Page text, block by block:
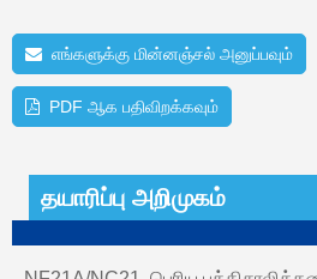
எங்களுக்கு மின்னஞ்சல் அனுப்பவும்
PDF ஆக பதிவிறக்கவும்
தயாரிப்பு அறிமுகம்